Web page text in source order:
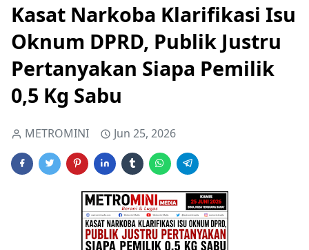
Kasat Narkoba Klarifikasi Isu
Oknum DPRD, Publik Justru
Pertanyakan Siapa Pemilik
0,5 Kg Sabu
METROMINI Jun 25, 2026